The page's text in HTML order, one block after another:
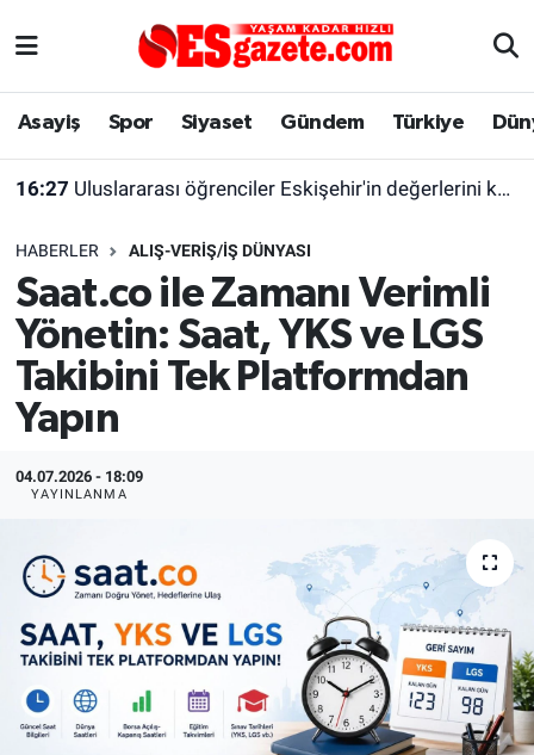
Asayiş Spor Siyaset Gündem Türkiye
16:27 Uluslararası öğrenciler Eskişehir'in değerlerini keşfetti
HABERLER ALIŞ-VERIŞ/İŞ DÜNYASI
Saat.co ile Zamanı Verimli
Yönetin: Saat, YKS ve LGS
Takibini Tek Platformdan
Yapın
04.07.2026 - 18:09
YAYINLANMA
Asayiş
Gündem
Türkiye
Dünya
Yaşam
Eskişehirspor Arşivi
Eskişehir Arşivi
Röportaj
Politika
Bilecik
Kütahya
Eskişehir Nöbetçi Eczaneler
Süper Lig Puan Durumu ve Fikstür
Tüm Manşetler
Son Dakika Haberleri